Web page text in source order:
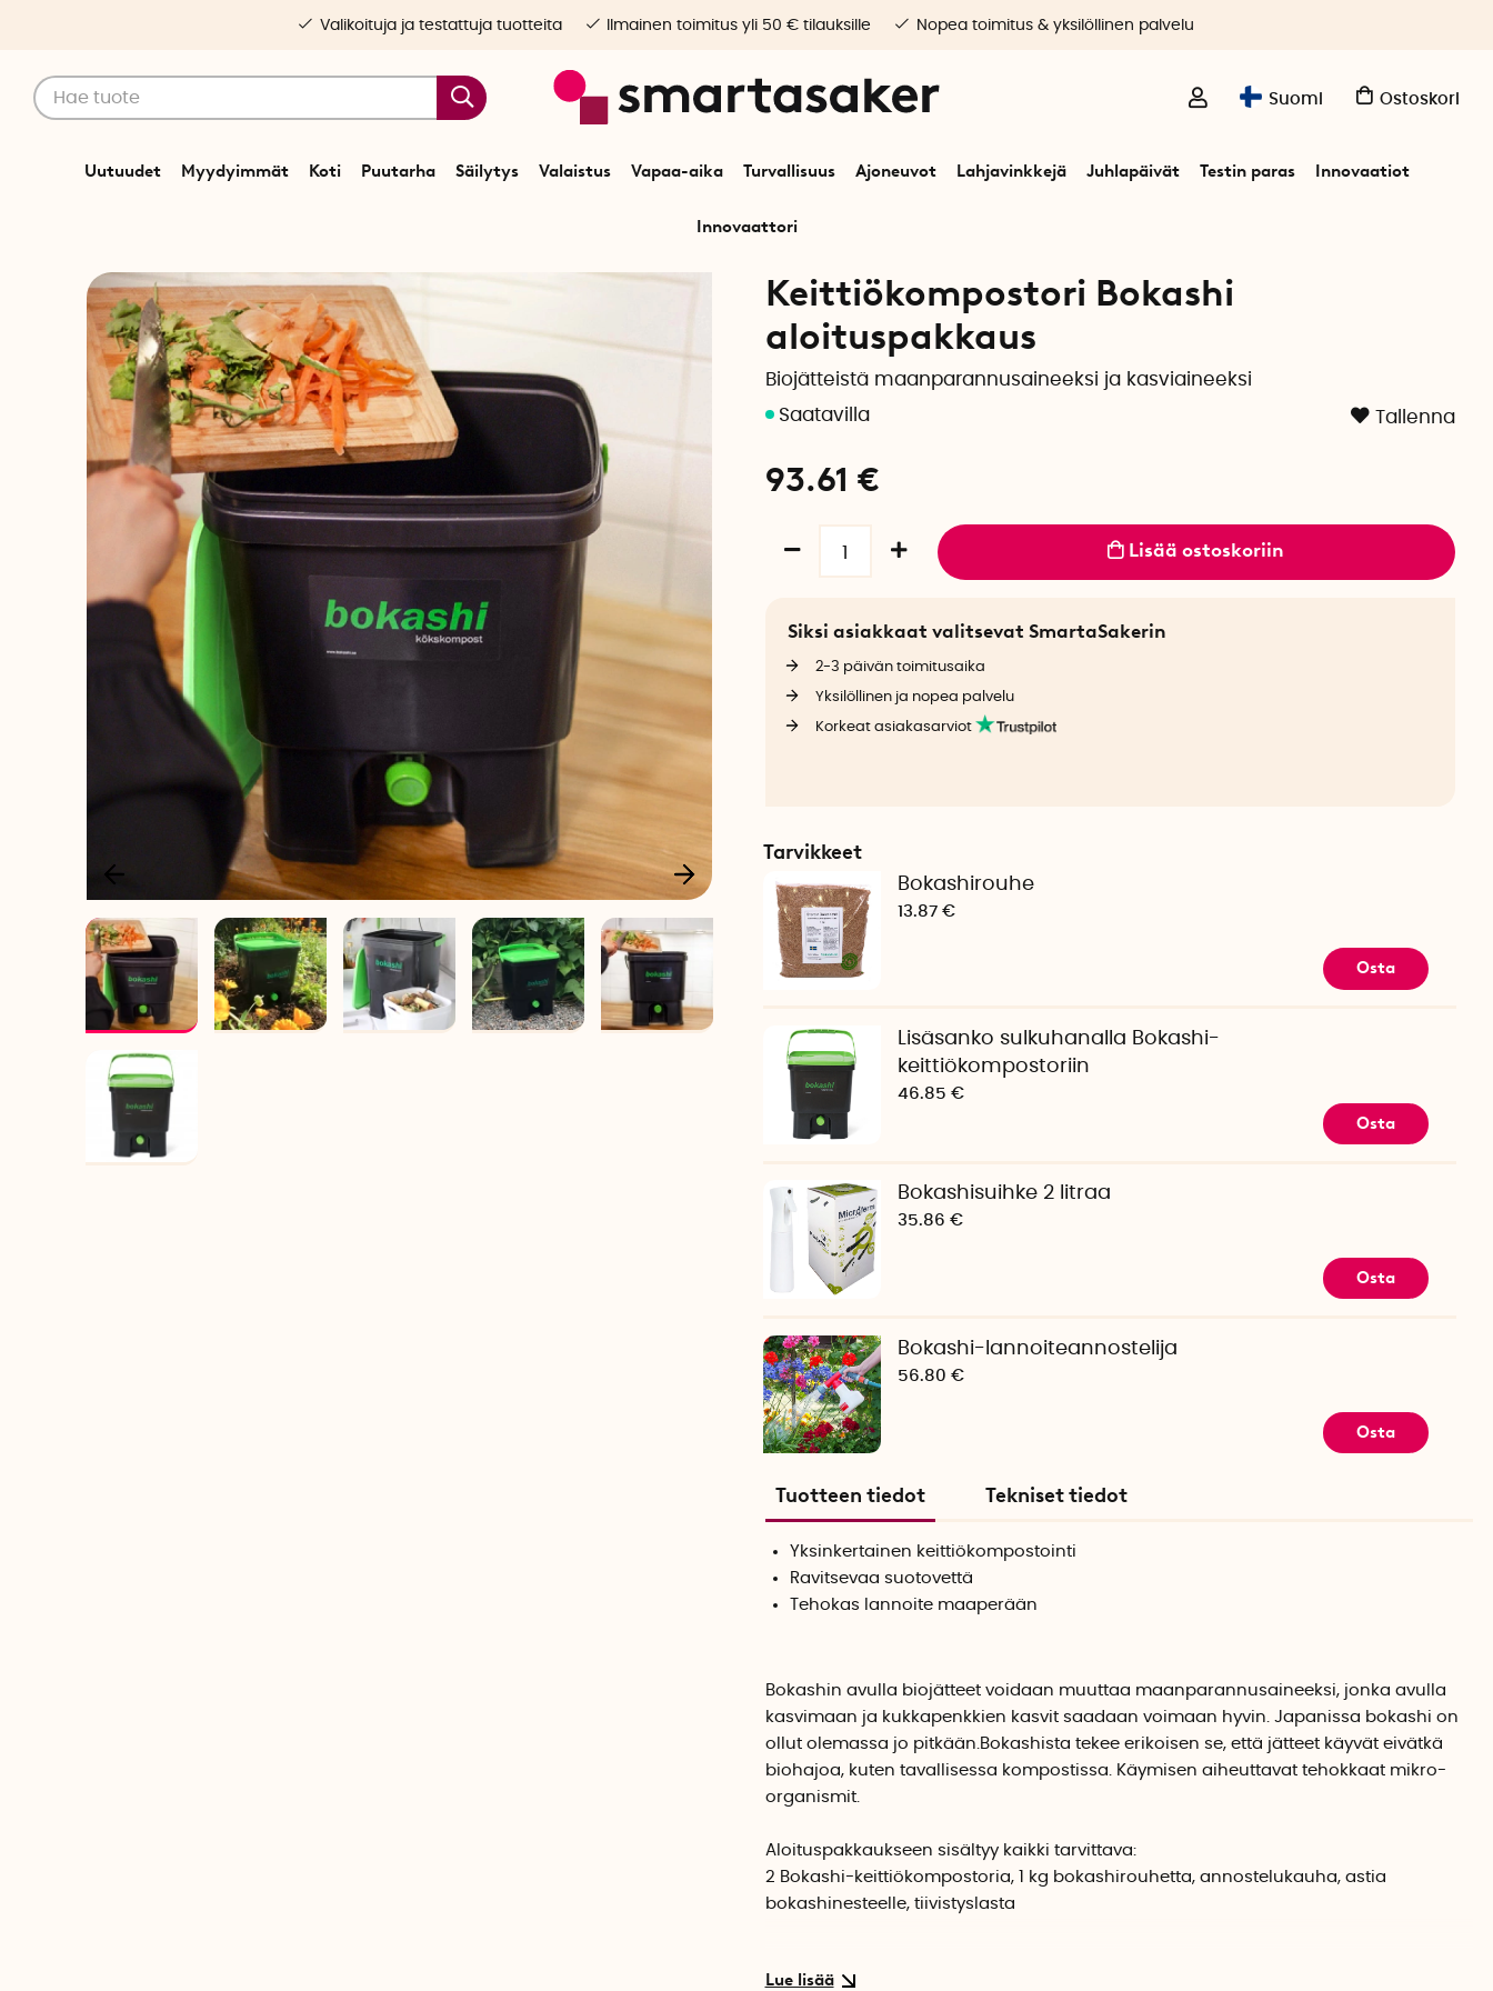
Suomi Ostoskori
Uutuudet Myydyimmät Koti Puutarha Säilytys Valaistus Vapaa-aika Turvallisuus Ajoneuvot Lahjavinkkejä Juhlapäivät Testin paras Innovaatiot
Innovaattori
Valikoituja ja testattuja tuotteita Ilmainen toimitus yli 50 € tilauksille Nopea toimitus & yksilöllinen palvelu
Bokashi & kompostorit Keittiökompostori Bokashi aloituspakkaus
Keittiökompostori Bokashi
aloituspakkaus
Biojätteistä maanparannusaineeksi ja kasviaineeksi
Tallenna
93.61 €
Lisää ostoskoriin
Siksi asiakkaat valitsevat SmartaSakerin
2-3 päivän toimitusaika
Yksilöllinen ja nopea palvelu
Korkeat asiakasarviot
Tarvikkeet
Bokashirouhe
13.87 €
Osta
Lisäsanko sulkuhanalla Bokashi-
keittiökompostoriin
46.85 €
Osta
Bokashisuihke 2 litraa
35.86 €
Osta
Bokashi-lannoiteannostelija
56.80 €
Osta
Tuotteen tiedot Tekniset tiedot
Yksinkertainen keittiökompostointi
Ravitsevaa suotovettä
Tehokas lannoite maaperään
Bokashin avulla biojätteet voidaan muuttaa maanparannusaineeksi, jonka avulla
kasvimaan ja kukkapenkkien kasvit saadaan voimaan hyvin. Japanissa bokashi on
ollut olemassa jo pitkään.Bokashista tekee erikoisen se, että jätteet käyvät eivätkä
biohajoa, kuten tavallisessa kompostissa. Käymisen aiheuttavat tehokkaat mikro-
organismit.
Aloituspakkaukseen sisältyy kaikki tarvittava:
2 Bokashi-keittiökompostoria, 1 kg bokashirouhetta, annostelukauha, astia
bokashinesteelle, tiivistyslasta
hedelmät, kahvinporot, lihat, kalat, äyriäiset, juustot ja